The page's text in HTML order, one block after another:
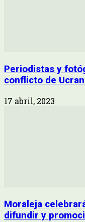
Periodistas y
conflicto de
17 abril, 2023
Moraleja
difundir y